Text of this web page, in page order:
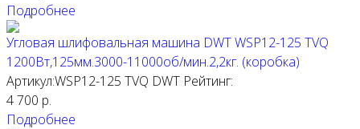
Подробнее
Угловая шлифовальная машина DWT WSP12-125 TVQ
1200Вт,125мм.3000-11000об/мин.2,2кг. (коробка)
Артикул:WSP12-125 TVQ DWT Рейтинг:
4 700 р.
Подробнее